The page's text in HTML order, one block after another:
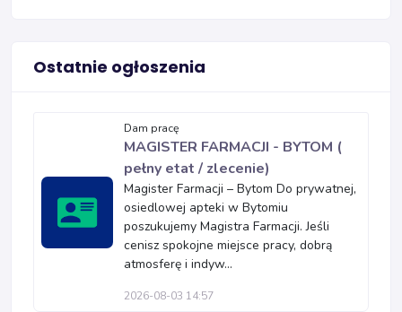
Ostatnie ogłoszenia
Dam pracę
MAGISTER FARMACJI - BYTOM (
pełny etat / zlecenie)
Magister Farmacji – Bytom Do prywatnej,
osiedlowej apteki w Bytomiu
poszukujemy Magistra Farmacji. Jeśli
cenisz spokojne miejsce pracy, dobrą
atmosferę i indyw...
2026-08-03 14:57